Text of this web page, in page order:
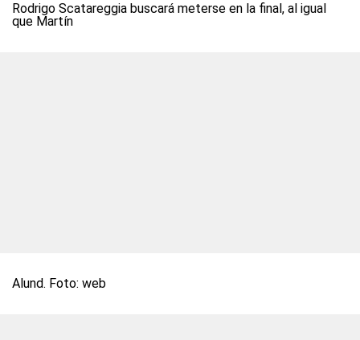
Rodrigo Scatareggia buscará meterse en la final, al igual
que Martín
Alund. Foto: web